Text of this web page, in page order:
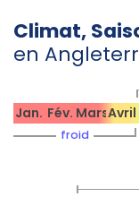
Pensez à
adaptées :
surtout en
La basse
d'année)
affluence
Climat,
en
Jan. Fév. MarsAvril
froid